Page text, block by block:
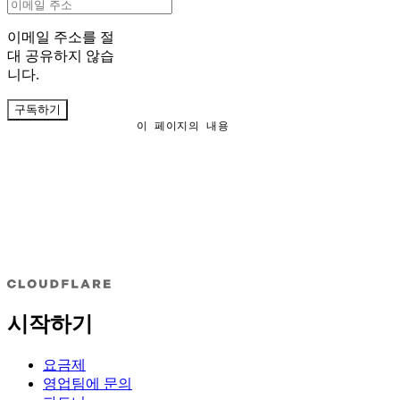
이 페이지의 내용
이메일 주소를 절
대 공유하지 않습
니다.
구독하기
시작하기
요금제
영업팀에 문의